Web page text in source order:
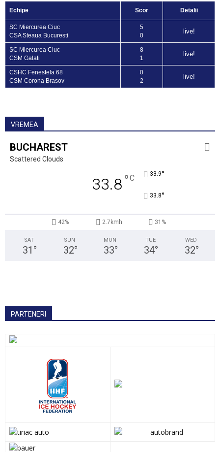
Echipe Scor Detalii
SC Miercurea Ciuc
CSA Steaua Bucuresti
5
0
live!
SC Miercurea Ciuc
CSM Galati
8
1
live!
CSHC Fenestela 68
CSM Corona Brasov
0
2
live!
VREMEA
BUCHAREST
Scattered Clouds
33.8°C 33.9°
33.8°
42% 2.7kmh 31%
SAT
31 °
SUN
32°
MON
33°
TUE
34°
WED
32°
PARTENERI